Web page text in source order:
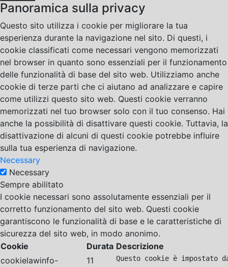
Panoramica sulla privacy
Questo sito utilizza i cookie per migliorare la tua
esperienza durante la navigazione nel sito. Di questi, i
cookie classificati come necessari vengono memorizzati
nel browser in quanto sono essenziali per il funzionamento
delle funzionalità di base del sito web. Utilizziamo anche
cookie di terze parti che ci aiutano ad analizzare e capire
come utilizzi questo sito web. Questi cookie verranno
memorizzati nel tuo browser solo con il tuo consenso. Hai
anche la possibilità di disattivare questi cookie. Tuttavia, la
disattivazione di alcuni di questi cookie potrebbe influire
sulla tua esperienza di navigazione.
Necessary
Necessary
Sempre abilitato
I cookie necessari sono assolutamente essenziali per il
corretto funzionamento del sito web. Questi cookie
garantiscono le funzionalità di base e le caratteristiche di
sicurezza del sito web, in modo anonimo.
Cookie
Durata Descrizione
cookielawinfo-
11
Questo cookie è